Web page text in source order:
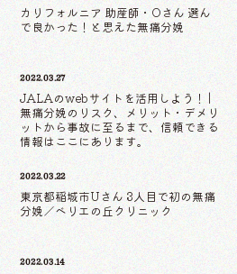
カリフォルニア 助産師・Oさん 選ん
で良かった！と思えた無痛分娩
2022.03.27
JALAのwebサイトを活用しよう！ |
無痛分娩のリスク、メリット・デメリ
ットから事故に至るまで、信頼できる
情報はここにあります。
2022.03.22
東京都稲城市Uさん 3人目で初の無痛
分娩／ベリエの丘クリニック
2022.03.14